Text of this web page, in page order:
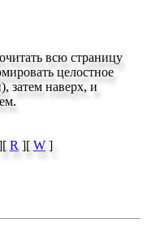
всю страницу
целостное
затем наверх, и
[ R ][ W ]